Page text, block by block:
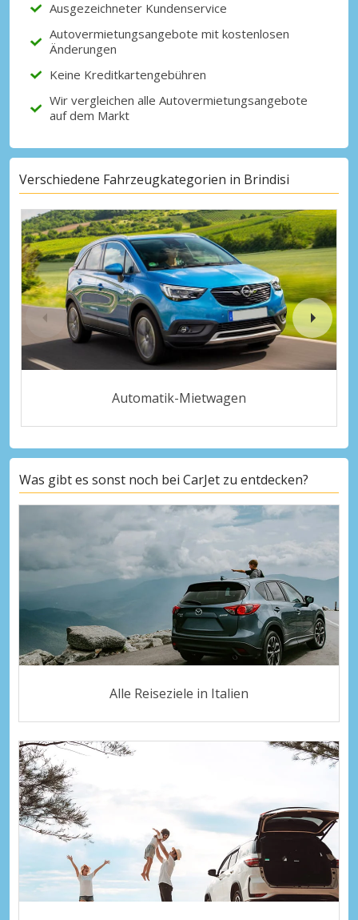
Ausgezeichneter Kundenservice
Autovermietungsangebote mit kostenlosen
Änderungen
Keine Kreditkartengebühren
Wir vergleichen alle Autovermietungsangebote
auf dem Markt
Verschiedene Fahrzeugkategorien in Brindisi
Automatik-Mietwagen
Was gibt es sonst noch bei CarJet zu entdecken?
Alle Reiseziele in Italien